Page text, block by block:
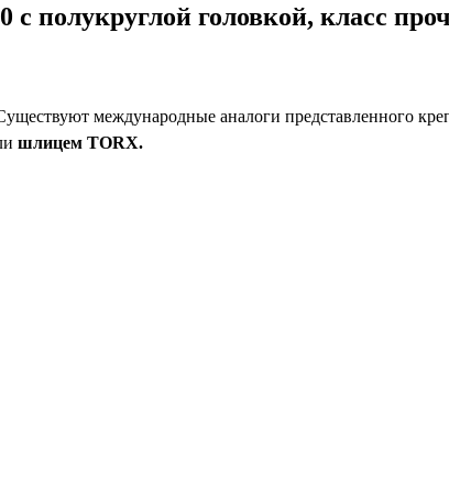
с полукруглой головкой, класс
международные аналоги представленного
шлицем TORX.